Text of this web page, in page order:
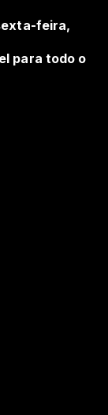
feira,
para todo o